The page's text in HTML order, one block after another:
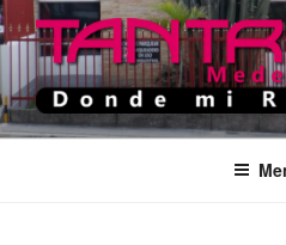
Saltar
al
contenido
TANTRA
Donde Mi Rey